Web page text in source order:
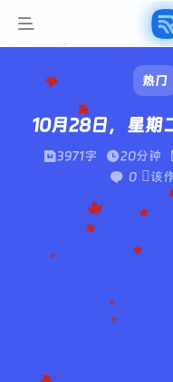
热门
10月28日，星期
3971字 20分钟
0
该